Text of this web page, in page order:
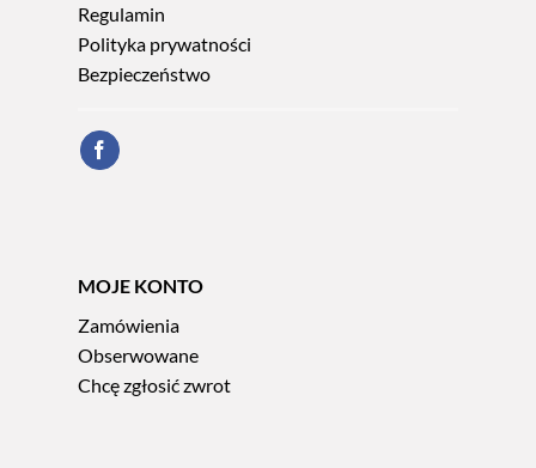
Regulamin
Polityka prywatności
Bezpieczeństwo
MOJE KONTO
Zamówienia
Obserwowane
Chcę zgłosić zwrot